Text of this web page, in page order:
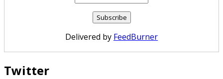
Delivered by FeedBurner
Twitter